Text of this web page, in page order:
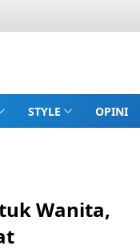
STYLE OPINI
Wanita,